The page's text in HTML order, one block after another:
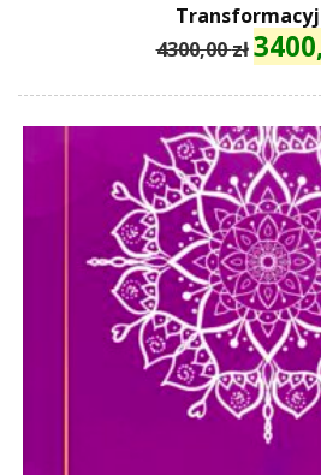
4300,00zł
4300,00